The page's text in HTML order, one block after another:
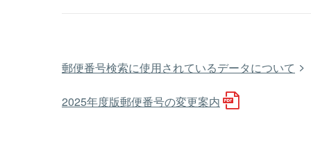
郵便番号検索に使用されているデータについて
2025年度版郵便番号の変更案内